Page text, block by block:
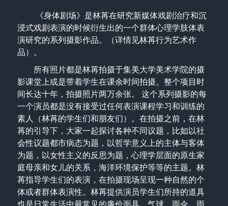
《身体剧场》是林苒在研究新媒体戏剧治疗和沉
浸式戏剧表演的时候衍生出的一个群体心理学肢体表
演研究的系列摄影作品。（详情见林苒行为艺术作
品）。
影课堂上或是带着学生在课余时间拍摄。整个项目时
间长达十年，拍摄照片两万余张。
这个系列摄影的每
一个演员都是没有接受过任何表演课程学习和训练的
素人（林苒的学生们和朋友们）。在拍摄之前，在林
苒的引导下，大家一起探讨各种不同议题，比如以社
会性议题都市病态为题，以哲学意义上的主体与客体
为题，以女性主义的反思为题，心理学层面的原生家
庭母亲和女儿的关系，海洋环境保护等等的主题。林
苒指导学生们的表演，在拍摄现场呈现一种自然的个
体或者群体表演性。林苒提供演员学生们所持的道具
也是日常生活中最常见的廉价面具，气球，雨伞，雨